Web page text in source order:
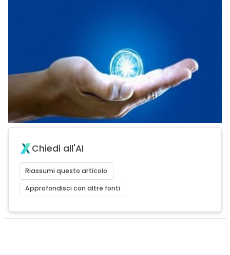
Chiedi all'AI
Riassumi questo articolo
Approfondisci con altre fonti